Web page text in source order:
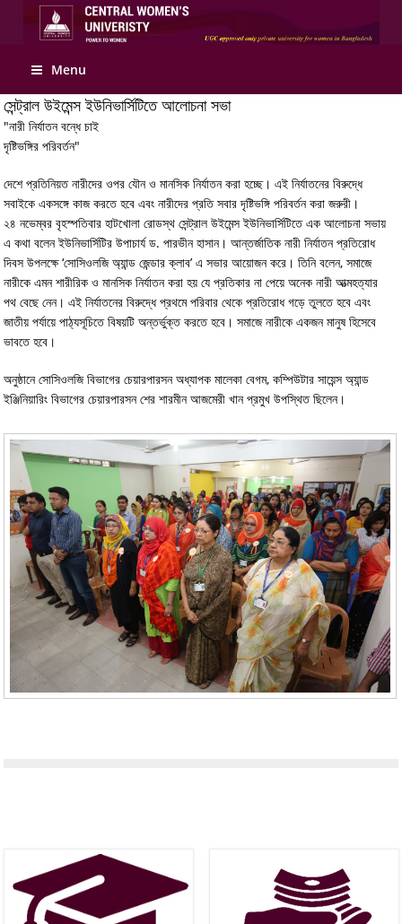
Apply Online
Menu
​সেন্ট্রাল উইমেন্স ইউনিভার্সিটিতে আলোচনা সভা
"নারী নির্যাতন বন্ধে চাই
দৃষ্টিভঙ্গির পরিবর্তন"
দেশে প্রতিনিয়ত নারীদের ওপর যৌন ও মানসিক নির্যাতন করা হচ্ছে। এই নির্যাতনের বিরুদ্ধে
সবাইকে একসঙ্গে কাজ করতে হবে এবং নারীদের প্রতি সবার দৃষ্টিভঙ্গি পরিবর্তন করা জরুরী।
২৪ নভেম্বর বৃহস্পতিবার হাটখোলা রোডস্থ সেন্ট্রাল উইমেন্স ইউনিভার্সিটিতে এক আলোচনা সভায়
এ কথা বলেন ইউনিভার্সিটির উপাচার্য ড. পারভীন হাসান। আন্তর্জাতিক নারী নির্যাতন প্রতিরোধ
দিবস উপলক্ষে ‘সোসিওলজি অ্যান্ড জেন্ডার ক্লাব’ এ সভার আয়োজন করে। তিনি বলেন, সমাজে
নারীকে এমন শারীরিক ও মানসিক নির্যাতন করা হয় যে প্রতিকার না পেয়ে অনেক নারী আত্মহত্যার
পথ বেছে নেন। এই নির্যাতনের বিরুদ্ধে প্রথমে পরিবার থেকে প্রতিরোধ গড়ে তুলতে হবে এবং
জাতীয় পর্যায়ে পাঠ্যসূচিতে বিষয়টি অন্তর্ভুক্ত করতে হবে। সমাজে নারীকে একজন মানুষ হিসেবে
ভাবতে হবে।
অনুষ্ঠানে সোসিওলজি বিভাগের চেয়ারপারসন অধ্যাপক মালেকা বেগম, কম্পিউটার সায়েন্স অ্যান্ড
ইঞ্জিনিয়ারিং বিভাগের চেয়ারপারসন শের শারমীন আজমেরী খান প্রমুখ উপস্থিত ছিলেন।